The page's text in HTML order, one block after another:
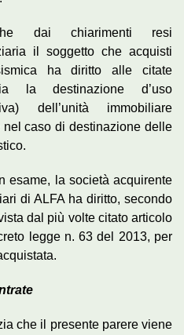
dai chiarimenti resi
il soggetto che acquisti
ha diritto alle citate
la destinazione d’uso
dell’unità immobiliare
caso di destinazione delle
esame, la società acquirente
di ALFA ha diritto, secondo
dal più volte citato articolo
legge n. 63 del 2013, per
che il presente parere viene